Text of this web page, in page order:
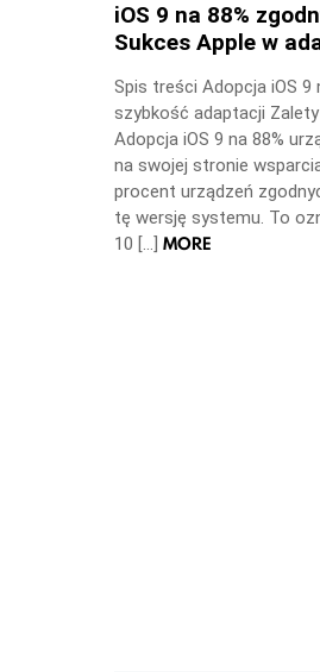
iOS 9 na 88%
Sukces Apple w
Spis treści Adopcja iOS 9
szybkość adaptacji Zalety
Adopcja iOS 9 na 88%
na swojej stronie
procent urządzeń
tę wersję systemu. To
10 […] MORE